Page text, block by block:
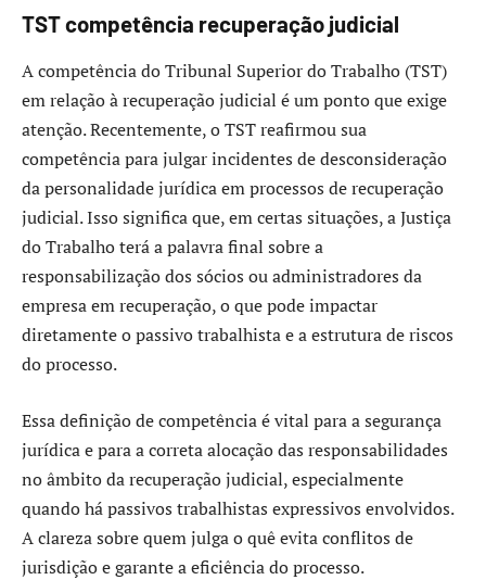
TST competência recuperação judicial
A competência do Tribunal Superior do Trabalho (TST)
em relação à recuperação judicial é um ponto que exige
atenção. Recentemente, o TST reafirmou sua
competência para julgar incidentes de desconsideração
da personalidade jurídica em processos de recuperação
judicial. Isso significa que, em certas situações, a Justiça
do Trabalho terá a palavra final sobre a
responsabilização dos sócios ou administradores da
empresa em recuperação, o que pode impactar
diretamente o passivo trabalhista e a estrutura de riscos
do processo.
Essa definição de competência é vital para a segurança
jurídica e para a correta alocação das responsabilidades
no âmbito da recuperação judicial, especialmente
quando há passivos trabalhistas expressivos envolvidos.
A clareza sobre quem julga o quê evita conflitos de
jurisdição e garante a eficiência do processo.